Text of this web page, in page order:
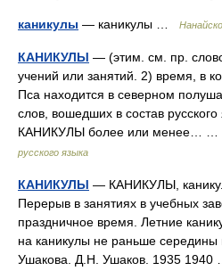
каникулы — каникулы …
КАНИКУЛЫ — (этим. см. пр.
учений или занятий. 2) время, в
Пса находится в северном
слов, вошедших в состав
КАНИКУЛЫ более или менее… …
русского языка
КАНИКУЛЫ — КАНИКУЛЫ,
Перерыв в занятиях в учебных
праздничное время. Летние
на каникулы не раньше
Ушакова. Д.Н. Ушаков. 1935